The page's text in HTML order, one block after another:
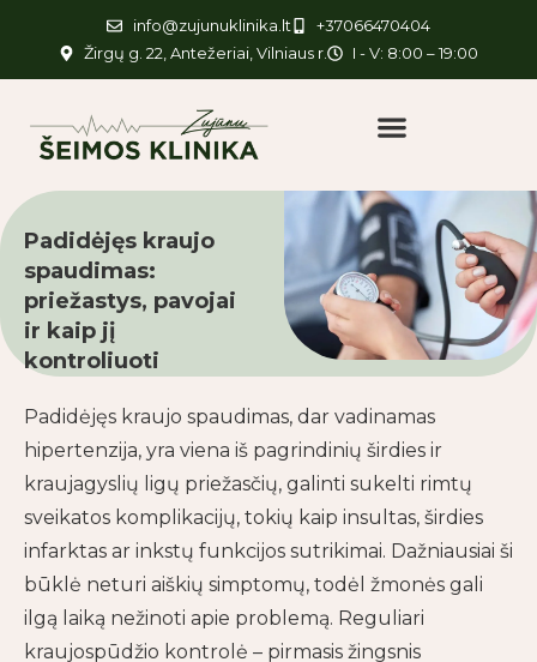
info@zujunuklinika.lt
+37066470404
Žirgų g. 22, Antežeriai, Vilniaus r.
I - V: 8:00 – 19:00
Padidėjęs kraujo
spaudimas:
priežastys, pavojai
ir kaip jį
kontroliuoti
Padidėjęs kraujo spaudimas, dar vadinamas
hipertenzija, yra viena iš pagrindinių širdies ir
kraujagyslių ligų priežasčių, galinti sukelti rimtų
sveikatos komplikacijų, tokių kaip insultas, širdies
infarktas ar inkstų funkcijos sutrikimai. Dažniausiai ši
būklė neturi aiškių simptomų, todėl žmonės gali
ilgą laiką nežinoti apie problemą. Reguliari
kraujospūdžio kontrolė – pirmasis žingsnis